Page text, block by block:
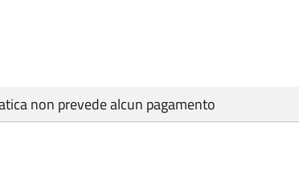
non prevede alcun pagamento